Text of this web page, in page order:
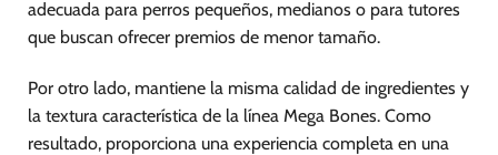
adecuada para perros pequeños, medianos o para tutores
que buscan ofrecer premios de menor tamaño.
Por otro lado, mantiene la misma calidad de ingredientes y
la textura característica de la línea Mega Bones. Como
resultado, proporciona una experiencia completa en una